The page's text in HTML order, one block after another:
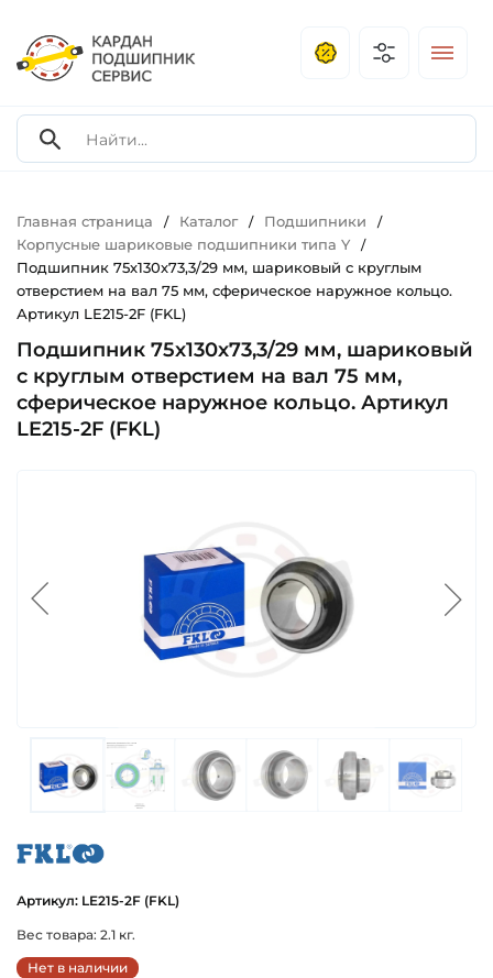
Главная страница / Каталог / Подшипники /
Корпусные шариковые подшипники типа Y /
Подшипник 75х130х73,3/29 мм, шариковый с круглым
отверстием на вал 75 мм, сферическое наружное кольцо.
Артикул LE215-2F (FKL)
Подшипник 75х130х73,3/29 мм, шариковый
с круглым отверстием на вал 75 мм,
сферическое наружное кольцо. Артикул
LE215-2F (FKL)
Артикул: LE215-2F (FKL)
Вес товара: 2.1 кг.
Нет в наличии